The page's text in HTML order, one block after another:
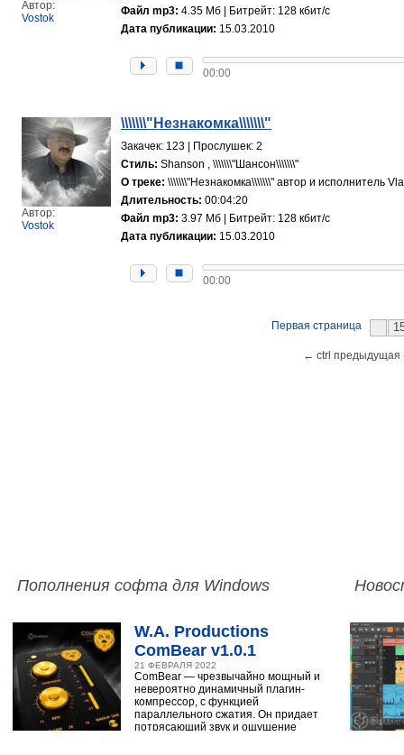
Автор:
Vostok
Файл mp3: 4.35 Мб | Битрейт: 128 кбит/с
Дата публикации: 15.03.2010
00:00
Автор:
Vostok
\\\\\\\"Незнакомка\\\\\\\"
Закачек: 123 | Прослушек: 2
Стиль: Shanson , \\\\\\\"Шансон\\\\\\\"
О треке: \\\\\\\"Незнакомка\\\\\\\" автор и исполнитель
Длительность: 00:04:20
Файл mp3: 3.97 Мб | Битрейт: 128 кбит/с
Дата публикации: 15.03.2010
00:00
Первая страница
← ctrl
Пополнения софта для Windows
W.A. Productions
ComBear v1.0.1
21 ФЕВРАЛЯ 2022
ComBear — чрезвычайно мощный и
невероятно динамичный плагин-
компрессор, с функцией
параллельного сжатия. Он придает
потрясающий звук и ощущение